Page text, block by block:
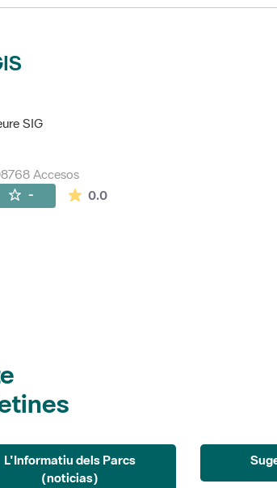
SIG
Accesos
- 0.0La valoración media es de 0
L'Informatiu dels Parcs
(noticias)